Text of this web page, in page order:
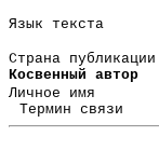
Язык текста
Страна публикации
Косвенный автор
Личное имя
Термин связи